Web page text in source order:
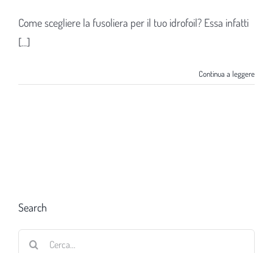
Come scegliere la fusoliera per il tuo idrofoil? Essa infatti
[...]
Continua a leggere
Search